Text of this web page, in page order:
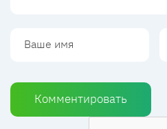
Комментировать